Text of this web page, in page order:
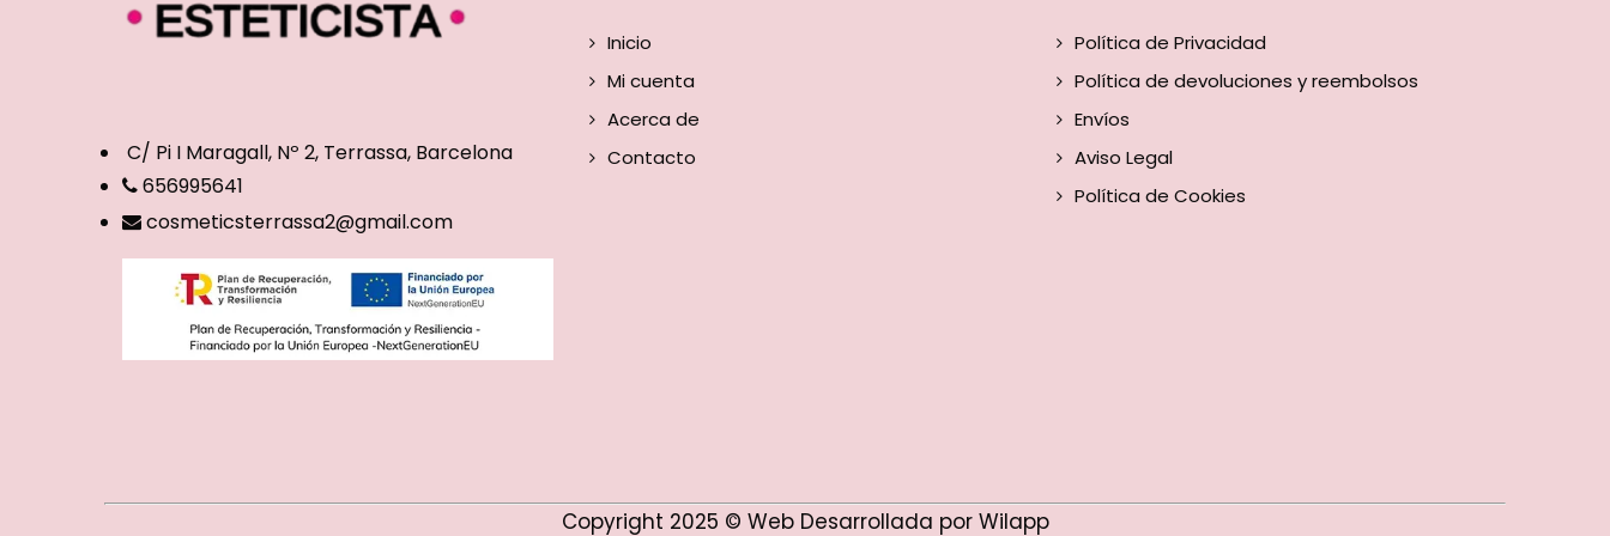
C/ Pi I Maragall, Nº 2, Terrassa, Barcelona
656995641
cosmeticsterrassa2@gmail.com
Inicio
Mi cuenta
Acerca de
Contacto
Política de Privacidad
Política de devoluciones y reembolsos
Envíos
Aviso Legal
Política de Cookies
Copyright 2025 © Web Desarrollada por Wilapp